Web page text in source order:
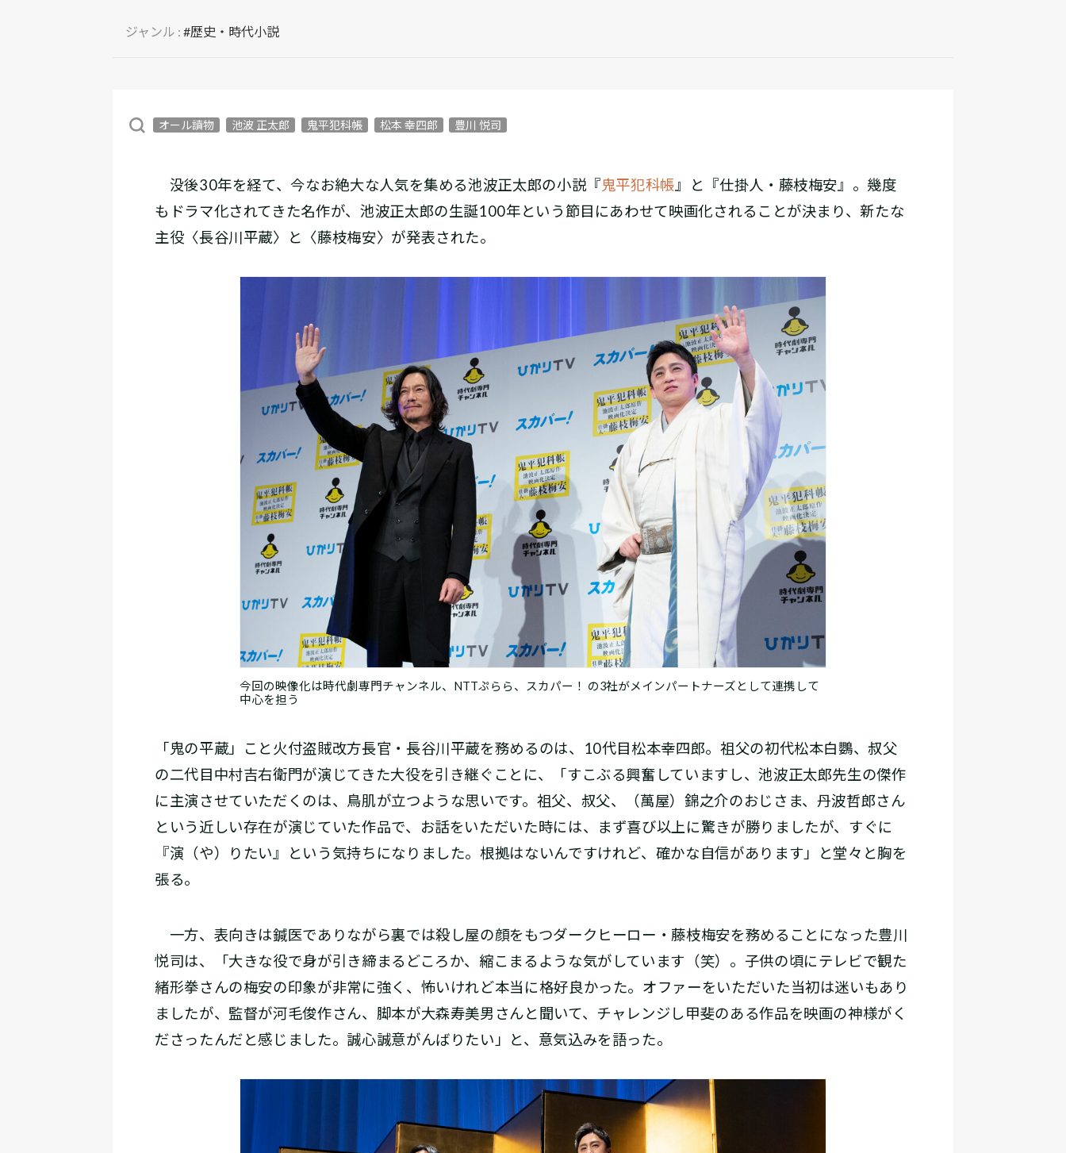
ジャンル : #歴史・時代小説
オール讀物 池波 正太郎 鬼平犯科帳 松本 幸四郎 豊川 悦司
没後30年を経て、今なお絶大な人気を集める池波正太郎の小説『鬼平犯科帳 』と『仕掛人・藤枝梅安』。幾度
もドラマ化されてきた名作が、池波正太郎の生誕100年という節目にあわせて映画化されることが決まり、新たな
主役〈長谷川平蔵〉と〈藤枝梅安〉が発表された。
今回の映像化は時代劇専門チャンネル、NTTぷらら、スカパー！ の3社がメインパートナーズとして連携して
中心を担う
「鬼の平蔵」こと火付盗賊改方長官・長谷川平蔵を務めるのは、10代目松本幸四郎。祖父の初代松本白鸚、叔父
の二代目中村吉右衛門が演じてきた大役を引き継ぐことに、「すこぶる興奮していますし、池波正太郎先生の傑作
に主演させていただくのは、鳥肌が立つような思いです。祖父、叔父、（萬屋）錦之介のおじさま、丹波哲郎さん
という近しい存在が演じていた作品で、お話をいただいた時には、まず喜び以上に驚きが勝りましたが、すぐに
『演（や）りたい』という気持ちになりました。根拠はないんですけれど、確かな自信があります」と堂々と胸を
張る。
一方、表向きは鍼医でありながら裏では殺し屋の顔をもつダークヒーロー・藤枝梅安を務めることになった豊川
悦司は、「大きな役で身が引き締まるどころか、縮こまるような気がしています（笑）。子供の頃にテレビで観た
緒形拳さんの梅安の印象が非常に強く、怖いけれど本当に格好良かった。オファーをいただいた当初は迷いもあり
ましたが、監督が河毛俊作さん、脚本が大森寿美男さんと聞いて、チャレンジし甲斐のある作品を映画の神様がく
ださったんだと感じました。誠心誠意がんばりたい」と、意気込みを語った。